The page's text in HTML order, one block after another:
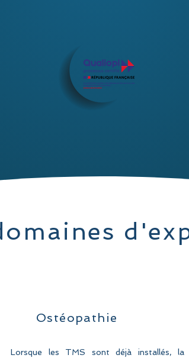
Ostéopathie
Lorsque les TMS sont déjà installés, la